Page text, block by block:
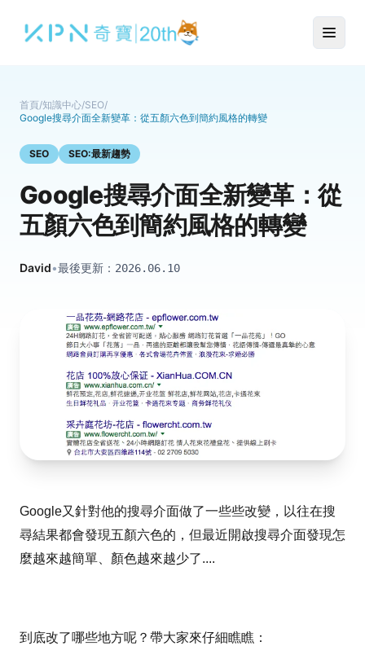
首頁/知識中心/SEO/
Google搜尋介面全新變革：從五顏六色到簡約風格的轉變
SEO SEO:最新趨勢
Google搜尋介面全新變革：從
五顏六色到簡約風格的轉變
David•最後更新： 2026.06.10
Google又針對他的搜尋介面做了一些些改變，以往在搜
尋結果都會發現五顏六色的，但最近開啟搜尋介面發現怎
麼越來越簡單、顏色越來越少了....
到底改了哪些地方呢？帶大家來仔細瞧瞧：